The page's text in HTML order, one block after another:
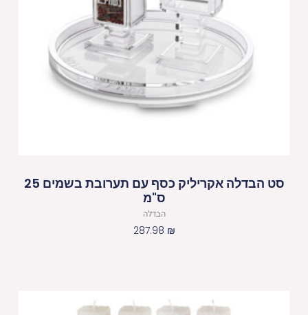
סט הבדלה אקריליק כסף עם תערובת בשמים 25
ס"מ
הבדלה
287.98 ₪